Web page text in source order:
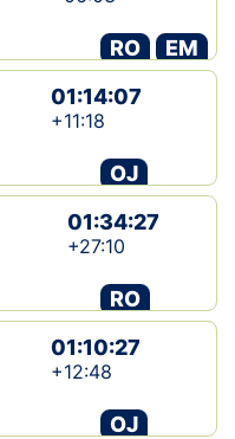
RO
EM
01:14:07
+11:18
OJ
01:34:27
+27:10
RO
01:10:27
+12:48
OJ